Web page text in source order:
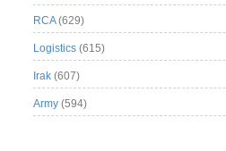
RCA(629)
Logistics (615)
Irak (607)
Army (594)